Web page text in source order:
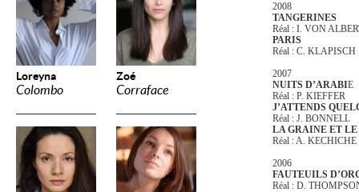
Loreyna
Colombo
Zoé
Corraface
2008
TANGERINES
Réal : I. VON
PARIS
Réal : C. KLAPISCH
2007
NUITS D’ARABIE
Réal : P. KIEFFER
J’ATTENDS
Réal : J. BONNELL
LA GRAINE ET
Réal : A. KECHICHE
2006
FAUTEUILS
Réal : D.